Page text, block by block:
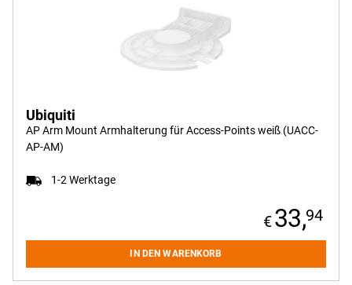
AP Arm Mount Armhalterung für Access-Points weiß (UACC-
AP-AM)
1-2 Werktage
33,94
Ubiquiti
IN DEN WARENKORB